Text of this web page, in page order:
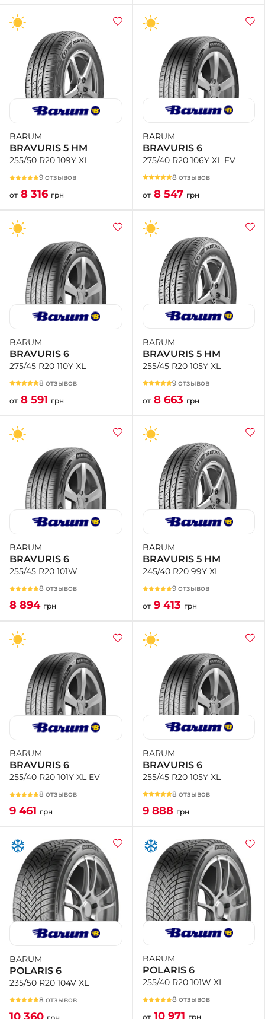
BARUM
BRAVURIS 5 HM
255/50 R20 109Y XL
9 отзывов
от 8 316 грн
BARUM
BRAVURIS 6
275/40 R20 106Y XL EV
8 отзывов
от 8 547 грн
BARUM
BRAVURIS 6
275/45 R20 110Y XL
8 отзывов
от 8 591 грн
BARUM
BRAVURIS 5 HM
255/45 R20 105Y XL
9 отзывов
от 8 663 грн
BARUM
BRAVURIS 6
255/45 R20 101W
8 отзывов
8 894 грн
BARUM
BRAVURIS 5 HM
245/40 R20 99Y XL
9 отзывов
от 9 413 грн
BARUM
BRAVURIS 6
255/40 R20 101Y XL EV
8 отзывов
9 461 грн
BARUM
BRAVURIS 6
255/45 R20 105Y XL
8 отзывов
9 888 грн
BARUM
POLARIS 6
235/50 R20 104V XL
8 отзывов
BARUM
POLARIS 6
255/40 R20 101W XL
8 отзывов
от 10 971 грн